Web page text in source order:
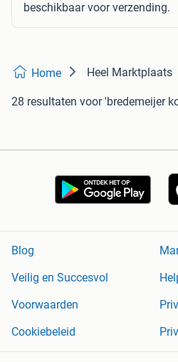
beschikbaar voor verzending.
Home Heel Marktplaats
28 resultaten voor 'bredemeijer
Blog
Veilig en Succesvol
Voorwaarden
Cookiebeleid